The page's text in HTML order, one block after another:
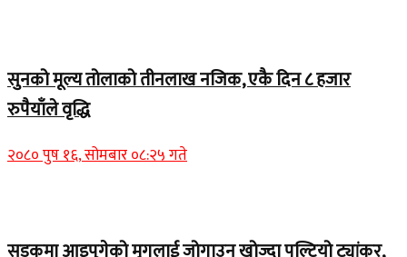
सुनको मूल्य तोलाको तीनलाख नजिक, एकै दिन ८ हजार
रुपैयाँले वृद्धि
२०८० पुष १६, सोमबार ०८:२५ गते